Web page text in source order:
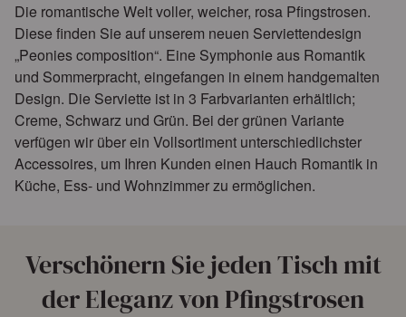
Die romantische Welt voller, weicher, rosa Pfingstrosen.
Diese finden Sie auf unserem neuen Serviettendesign
„Peonies composition“. Eine Symphonie aus Romantik
und Sommerpracht, eingefangen in einem handgemalten
Design. Die Serviette ist in 3 Farbvarianten erhältlich;
Creme, Schwarz und Grün. Bei der grünen Variante
verfügen wir über ein Vollsortiment unterschiedlichster
Accessoires, um Ihren Kunden einen Hauch Romantik in
Küche, Ess- und Wohnzimmer zu ermöglichen.
Verschönern Sie jeden Tisch mit
der Eleganz von Pfingstrosen